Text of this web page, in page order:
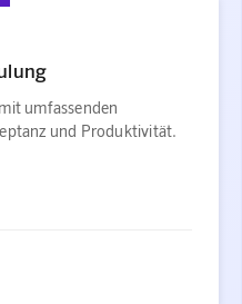
umfassenden
und Produktivität.